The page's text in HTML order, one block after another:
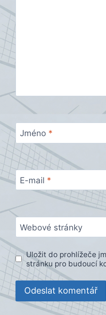
Jméno *
E-mail *
Webové stránky
Uložit do prohlížeče
stránku pro budoucí